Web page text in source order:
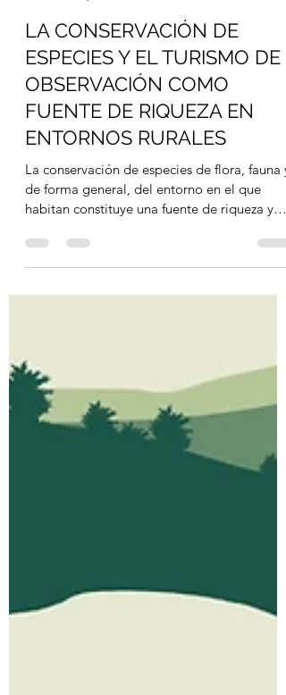
30 sept 2022
2 min de lectura
LA CONSERVACIÓN DE
ESPECIES Y EL TURISMO DE
OBSERVACIÓN COMO
FUENTE DE RIQUEZA EN
ENTORNOS RURALES
La conservación de especies de flora, fauna y
habitan constituye una fuente de riqueza y
empleo...